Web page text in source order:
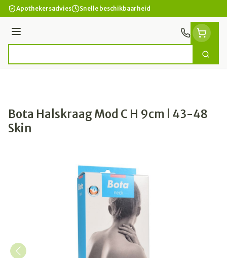
Ga naar de inhoud
Apothekersadvies Snelle beschikbaarheid
Menu
Zoek
Bota Halskraag Mod C H 9cm l 43-48
Skin